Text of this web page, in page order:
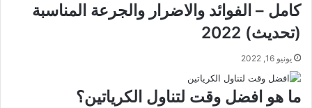
كامل – الفوائد والاضرار والجرعة المناسبة
(تحديث) 2022
يونيو 16, 2022
ما هو افضل وقت لتناول الكرياتين؟